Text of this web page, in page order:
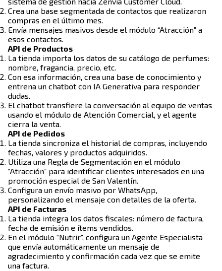
Crea una base segmentada de contactos que realizaron
compras en el último mes.
Envía mensajes masivos desde el módulo “Atracción” a
esos contactos.
API de Productos
La tienda importa los datos de su catálogo de perfumes:
nombre, fragancia, precio, etc.
Con esa información, crea una base de conocimiento y
entrena un chatbot con IA Generativa para responder
dudas.
El chatbot transfiere la conversación al equipo de ventas
usando el módulo de Atención Comercial, y el agente
cierra la venta.
API de Pedidos
La tienda sincroniza el historial de compras, incluyendo
fechas, valores y productos adquiridos.
Utiliza una Regla de Segmentación en el módulo
“Atracción” para identificar clientes interesados en una
promoción especial de San Valentín.
Configura un envío masivo por WhatsApp,
personalizando el mensaje con detalles de la oferta.
API de Facturas
La tienda integra los datos fiscales: número de factura,
fecha de emisión e ítems vendidos.
En el módulo “Nutrir”, configura un Agente Especialista
que envía automáticamente un mensaje de
agradecimiento y confirmación cada vez que se emite
una factura.